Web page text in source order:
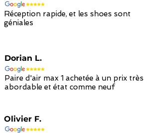
Réception rapide, et les shoes sont
géniales
Dorian L.
Paire d'air max 1 achetée à un prix très
abordable et état comme neuf
Olivier F.